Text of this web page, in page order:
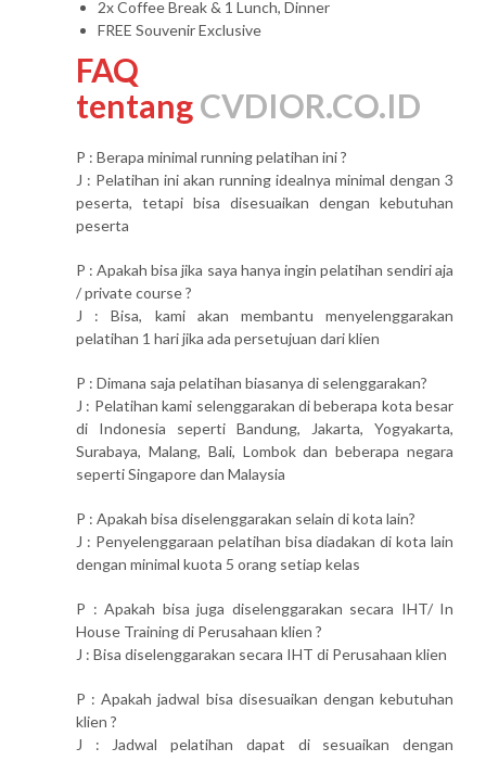
2x Coffee Break & 1 Lunch, Dinner
FREE Souvenir Exclusive
FAQ
tentangCVDIOR.CO.ID
P : Berapa minimal running pelatihan ini ?
J : Pelatihan ini akan running idealnya minimal dengan 3
peserta, tetapi bisa disesuaikan dengan kebutuhan
peserta
P : Apakah bisa jika saya hanya ingin pelatihan sendiri aja
/ private course ?
J : Bisa, kami akan membantu menyelenggarakan
pelatihan 1 hari jika ada persetujuan dari klien
P : Dimana saja pelatihan biasanya di selenggarakan?
J : Pelatihan kami selenggarakan di beberapa kota besar
di Indonesia seperti Bandung, Jakarta, Yogyakarta,
Surabaya, Malang, Bali, Lombok dan beberapa negara
seperti Singapore dan Malaysia
P : Apakah bisa diselenggarakan selain di kota lain?
J : Penyelenggaraan pelatihan bisa diadakan di kota lain
dengan minimal kuota 5 orang setiap kelas
P : Apakah bisa juga diselenggarakan secara IHT/ In
House Training di Perusahaan klien ?
J : Bisa diselenggarakan secara IHT di Perusahaan klien
P : Apakah jadwal bisa disesuaikan dengan kebutuhan
klien ?
J : Jadwal pelatihan dapat di sesuaikan dengan